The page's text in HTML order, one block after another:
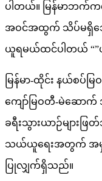
ပါတယ်။ မြန်မာဘက်
အဝင်အထွက် သိပ်မရှိ​သေ
ယူရမယ်ထင်ပါတယ် “”
မြန်မာ-ထိုင်း နယ်စပ်မ
ကျော်မြဝတီ-မဲဆောက်
ခရီးသွားယာဉ်များ
သယ်ယူရေးအတွက် အမှ
ပြုလျှက်ရှိသည်။